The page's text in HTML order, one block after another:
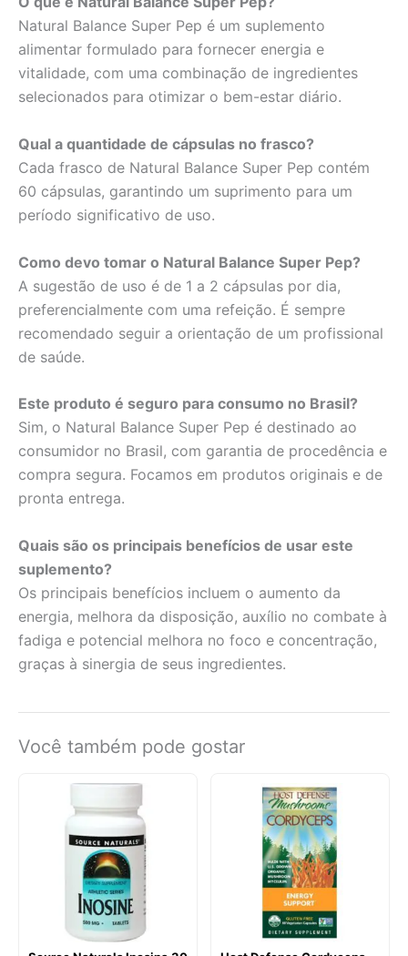
Natural Balance Super Pep é um suplemento
alimentar formulado para fornecer energia e
vitalidade, com uma combinação de ingredientes
selecionados para otimizar o bem-estar diário.
Qual a quantidade de cápsulas no frasco?
Cada frasco de Natural Balance Super Pep contém
60 cápsulas, garantindo um suprimento para um
período significativo de uso.
Como devo tomar o Natural Balance Super Pep?
A sugestão de uso é de 1 a 2 cápsulas por dia,
preferencialmente com uma refeição. É sempre
recomendado seguir a orientação de um profissional
de saúde.
Este produto é seguro para consumo no Brasil?
Sim, o Natural Balance Super Pep é destinado ao
consumidor no Brasil, com garantia de procedência e
compra segura. Focamos em produtos originais e de
pronta entrega.
Quais são os principais benefícios de usar este
suplemento?
Os principais benefícios incluem o aumento da
energia, melhora da disposição, auxílio no combate à
fadiga e potencial melhora no foco e concentração,
graças à sinergia de seus ingredientes.
Você também pode gostar